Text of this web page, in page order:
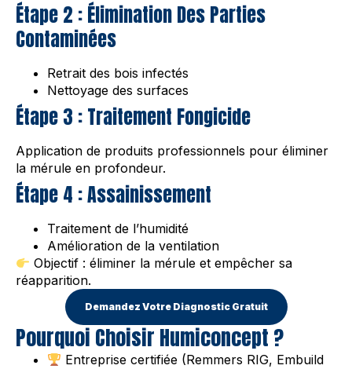
Étape 2 : Élimination Des Parties
Contaminées
Retrait des bois infectés
Nettoyage des surfaces
Étape 3 : Traitement Fongicide
Application de produits professionnels pour éliminer
la mérule en profondeur.
Étape 4 : Assainissement
Traitement de l’humidité
Amélioration de la ventilation
Objectif : éliminer la mérule et empêcher sa
réapparition.
Demandez Votre Diagnostic Gratuit
Pourquoi Choisir Humiconcept ?
Entreprise certifiée (Remmers RIG, Embuild